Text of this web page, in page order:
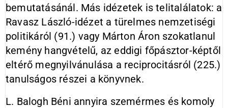
bemutatásánál. Más idézetek is telitalálatok: a
Ravasz László-idézet a türelmes nemzetiségi
politikáról (91.) vagy Márton Áron szokatlanul
kemény hangvételű, az eddigi főpásztor-képtől
eltérő megnyilvánulása a reciprocitásról (225.)
tanulságos részei a könyvnek.
L. Balogh Béni annyira szemérmes és komoly